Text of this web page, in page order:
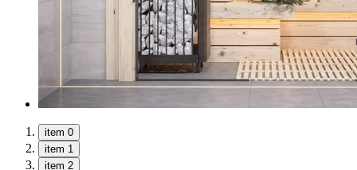
item 0
item 1
item 2